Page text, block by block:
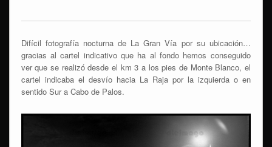
Difícil fotografía nocturna de La Gran Vía por su ubicación…
gracias al cartel indicativo que ha al fondo hemos conseguido
ver que se realizó desde el km 3 a los pies de Monte Blanco, el
cartel indicaba el desvío hacia La Raja por la izquierda o en
sentido Sur a Cabo de Palos.